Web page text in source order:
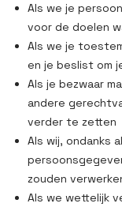
Als we je
voor de doelen
Als we je
en je beslist om
Als je bezwaar
andere
verder te zetten
Als wij, ondanks
zouden
Als we wettelijk